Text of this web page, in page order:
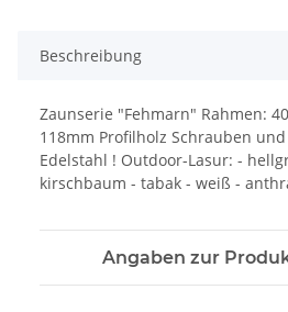
Beschreibung
Zaunserie "Fehmarn" Rahmen:
118mm Profilholz Schrauben
Edelstahl ! Outdoor-Lasur: -
kirschbaum - tabak - weiß -
Angaben zur